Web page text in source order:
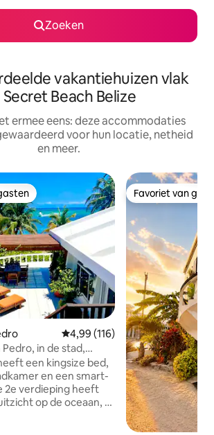
Zoeken
vakantiehuizen vlak
Beach Belize
ermee eens: deze accommodaties
voor hun locatie, netheid
en meer.
gasten
Gemiddelde beoordeling van
4,99 (116)
Pedro, in de stad,
een kingsize bed,
en een smart-
2e verdieping heeft
op de oceaan, 2
Favoriet van
Favoriet van